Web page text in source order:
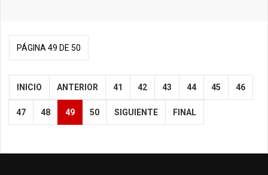
PÁGINA 49 DE 50
INICIO ANTERIOR 41 42 43 44 45 46
47 48 49 50 SIGUIENTE FINAL